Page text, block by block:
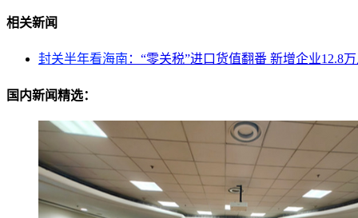
相关新闻
封关半年看海南 ：“零关税”进口货值翻番 新增企业12.8
国内新闻精选：